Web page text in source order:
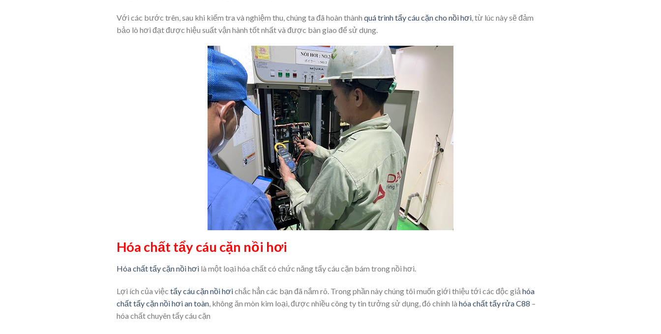
Với các bước trên, sau khi kiểm tra và nghiệm thu, chúng ta đã hoàn thành quá trình tẩy cáu cặn cho nồi hơi , từ lúc này sẽ đảm
bảo lò hơi đạt được hiệu suất vận hành tốt nhất và được bàn giao để sử dụng.
Hóa chất tẩy cáu cặn nồi hơi
Hóa chất tẩy cặn nồi hơi là một loại hóa chất có chức năng tẩy cáu cặn bám trong nồi hơi.
Lợi ích của việc tẩy cáu cặn nồi hơichắc hẳn các bạn đã nắm rõ. Trong phần này chúng tôi muốn giới thiệu tới các độc giả hóa
chất tẩy cặn nồi hơi an toàn , không ăn mòn kim loại, được nhiều công ty tin tưởng sử dụng, đó chính là hóa chất tẩy rửa C88 –
hóa chất chuyên tẩy cáu cặn